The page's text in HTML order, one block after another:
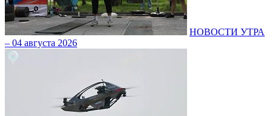
НОВОСТИ УТРА
– 04 августа 2026